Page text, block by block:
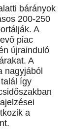
bárányok
200-250
A
piac
újrainduló
A
nagyjából
így
a